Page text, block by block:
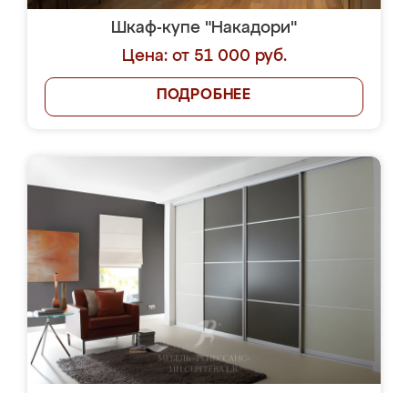
Шкаф-купе "Накадори"
Цена: от 51 000 руб.
ПОДРОБНЕЕ